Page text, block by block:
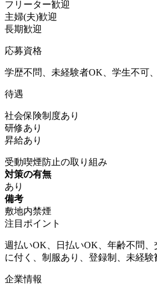
フリーター歓迎
主婦(夫)歓迎
長期歓迎
応募資格
学歴不問、未経験者OK、学生不可
待遇
社会保険制度あり
研修あり
昇給あり
受動喫煙防止の取り組み
対策の有無
あり
備考
敷地内禁煙
注目ポイント
週払いOK、日払いOK、年齢不問
に付く、制服あり、登録制、未経験
企業情報